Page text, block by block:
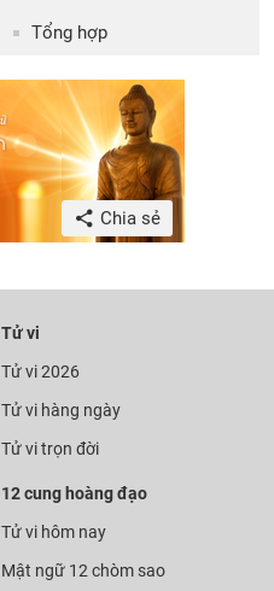
Tổng hợp
Chia sẻ
Tử vi
Tử vi 2026
Tử vi hàng ngày
Tử vi trọn đời
12 cung hoàng đạo
Tử vi hôm nay
Mật ngữ 12 chòm sao